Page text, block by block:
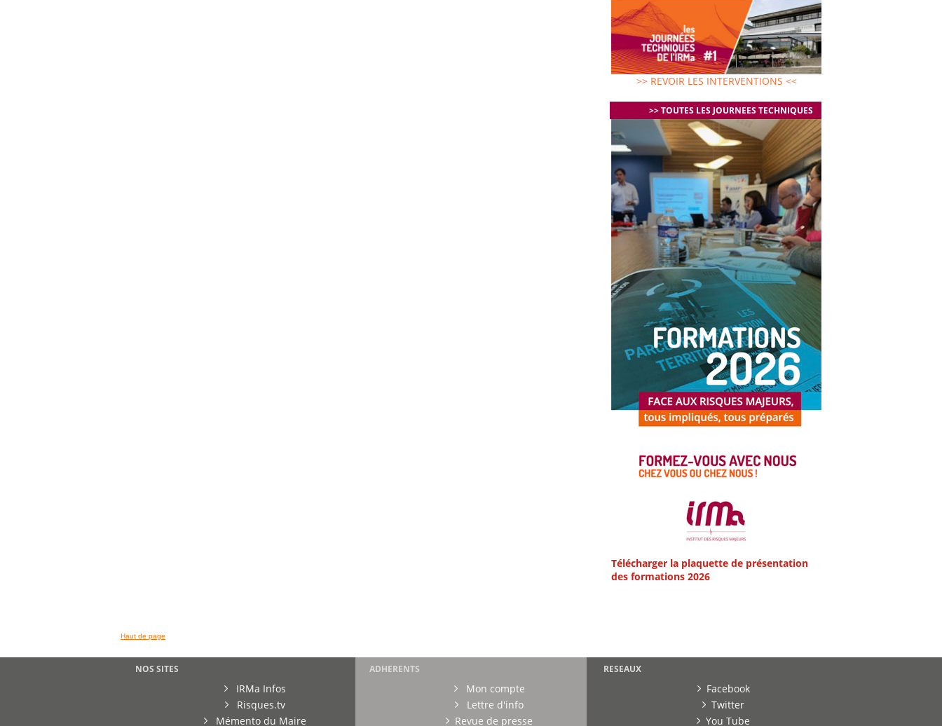
>> REVOIR LES INTERVENTIONS <<
>> TOUTES LES JOURNEES TECHNIQUES
Télécharger la plaquette de présentation
des formations 2026
Haut de page
NOS SITES
IRMa Infos
Risques.tv
Mémento du Maire
ADHERENTS
Mon compte
Lettre d'info
Revue de presse
RESEAUX
Facebook
Twitter
You Tube